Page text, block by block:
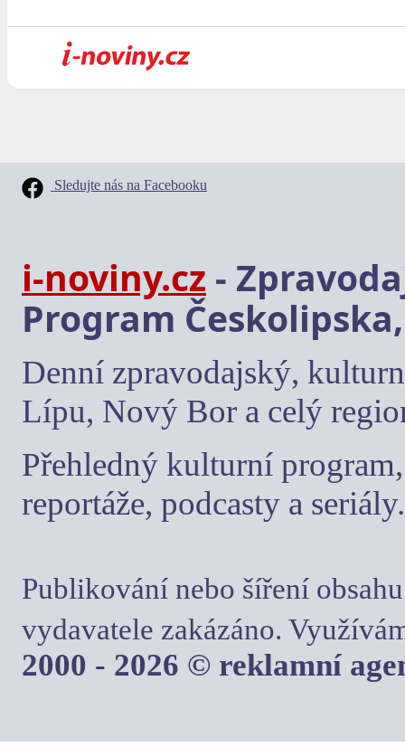
Sledujte nás na Facebooku
i-noviny.cz -
Program
Denní zpravodajský,
Lípu, Nový Bor a celý
Přehledný kulturní
reportáže, podcasty a seriály.
Publikování nebo šíření
vydavatele zakázáno.
2000 - 2026 © reklamní